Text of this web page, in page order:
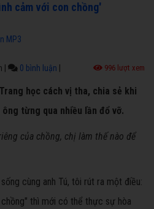
cảm với con chồng'
MP3
0 bình luận 996 lượt xem
học cách vị tha, chia sẻ khi
từng qua nhiều lần đổ vỡ.
của chồng, chị làm thế nào để
cùng anh Tú, tôi rút ra một điều:
thì mới có thể thực sự hòa